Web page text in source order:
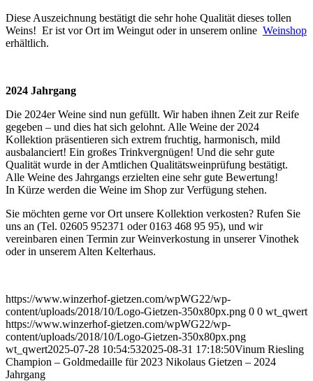
Diese Auszeichnung bestätigt die sehr hohe Qualität dieses tollen
Weins! Er ist vor Ort im Weingut oder in unserem online Weinshop
erhältlich.
2024 Jahrgang
Die 2024er Weine sind nun gefüllt. Wir haben ihnen Zeit zur Reife
gegeben – und dies hat sich gelohnt. Alle Weine der 2024
Kollektion präsentieren sich extrem fruchtig, harmonisch, mild
ausbalanciert! Ein großes Trinkvergnügen! Und die sehr gute
Qualität wurde in der Amtlichen Qualitätsweinprüfung bestätigt.
Alle Weine des Jahrgangs erzielten eine sehr gute Bewertung!
In Kürze werden die Weine im Shop zur Verfügung stehen.
Sie möchten gerne vor Ort unsere Kollektion verkosten? Rufen Sie
uns an (Tel. 02605 952371 oder 0163 468 95 95), und wir
vereinbaren einen Termin zur Weinverkostung in unserer Vinothek
oder in unserem Alten Kelterhaus.
https://www.winzerhof-gietzen.com/wpWG22/wp-
content/uploads/2018/10/Logo-Gietzen-350x80px.png 0 0 wt_qwert
https://www.winzerhof-gietzen.com/wpWG22/wp-
content/uploads/2018/10/Logo-Gietzen-350x80px.png
wt_qwert2025-07-28 10:54:532025-08-31 17:18:50Vinum Riesling
Champion – Goldmedaille für 2023 Nikolaus Gietzen – 2024
Jahrgang